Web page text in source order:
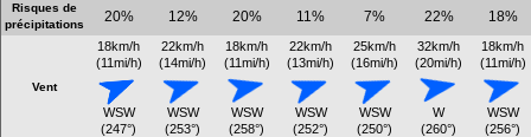
Risques de
précipitations
20% 12% 20% 11% 7% 22% 18%
Vent
18km/h
(11mi/h)
WSW
(247°)
22km/h
(14mi/h)
WSW
(253°)
18km/h
(11mi/h)
WSW
(258°)
22km/h
(13mi/h)
WSW
(252°)
25km/h
(16mi/h)
WSW
(250°)
32km/h
(20mi/h)
W
(260°)
18km/h
(11mi/h)
WSW
(256°)